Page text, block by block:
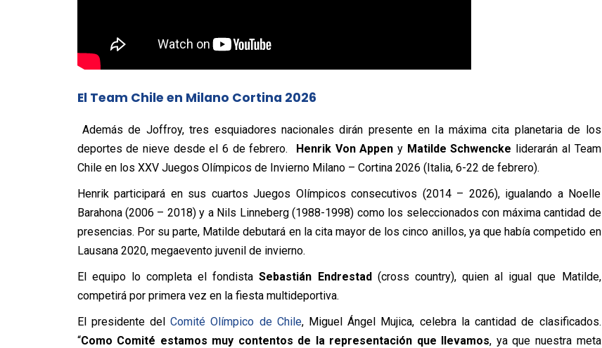
El Team Chile en Milano Cortina 2026
Además de Joffroy, tres esquiadores nacionales dirán presente en la máxima cita planetaria de los
deportes de nieve desde el 6 de febrero. Henrik Von Appen y Matilde Schwencke liderarán al Team
Chile en los XXV Juegos Olímpicos de Invierno Milano – Cortina 2026 (Italia, 6-22 de febrero).
Henrik participará en sus cuartos Juegos Olímpicos consecutivos (2014 – 2026), igualando a Noelle
Barahona (2006 – 2018) y a Nils Linneberg (1988-1998) como los seleccionados con máxima cantidad de
presencias. Por su parte, Matilde debutará en la cita mayor de los cinco anillos, ya que había competido en
Lausana 2020, megaevento juvenil de invierno.
El equipo lo completa el fondista Sebastián Endrestad(cross country), quien al igual que Matilde,
competirá por primera vez en la fiesta multideportiva.
El presidente delComité Olímpico de Chile, Miguel Ángel Mujica, celebra la cantidad de clasificados.
“Como Comité estamos muy contentos de la representación que llevamos, ya que nuestra meta